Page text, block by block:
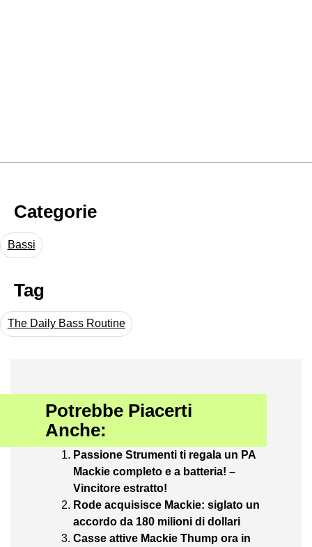
Categorie
Bassi
Tag
The Daily Bass Routine
Potrebbe Piacerti
Anche:
Passione Strumenti ti regala un PA
Mackie completo e a batteria! –
Vincitore estratto!
Rode acquisisce Mackie: siglato un
accordo da 180 milioni di dollari
Casse attive Mackie Thump ora in